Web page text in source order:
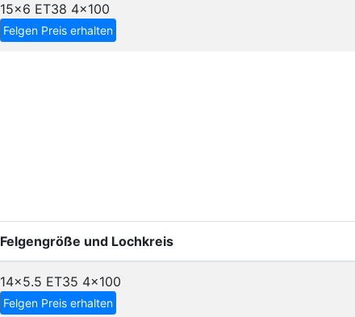
15x6 ET38 4x100
Felgen Preis erhalten
Felgengröße und Lochkreis
14x5.5 ET35 4x100
Felgen Preis erhalten